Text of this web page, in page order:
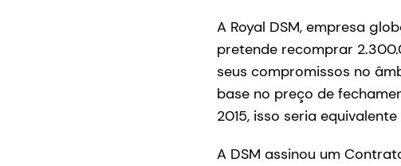
A Royal DSM, empresa
pretende recomprar
seus compromissos no
base no preço de
2015, isso seria
A DSM assinou um